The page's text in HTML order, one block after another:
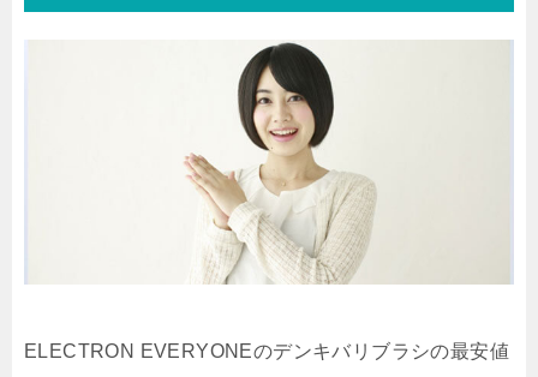
ELECTRON EVERYONEのデンキバリブラシの最安値